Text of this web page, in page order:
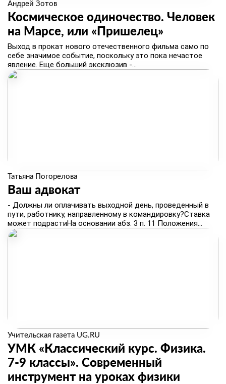
Андрей Зотов
Космическое одиночество. Человек
на Марсе, или «Пришелец»
Выход в прокат нового отечественного фильма само по
себе значимое событие, поскольку это пока нечастое
явление. Еще больший эксклюзив -...
Татьяна Погорелова
​Ваш адвокат
- Должны ли оплачивать выходной день, проведенный в
пути, работнику, направленному в командировку?Ставка
может подрастиНа основании абз. 3 п. 11 Положения...
Учительская газета UG.RU
УМК «Классический курс. Физика.
7-9 классы». Современный
инструмент на уроках физики